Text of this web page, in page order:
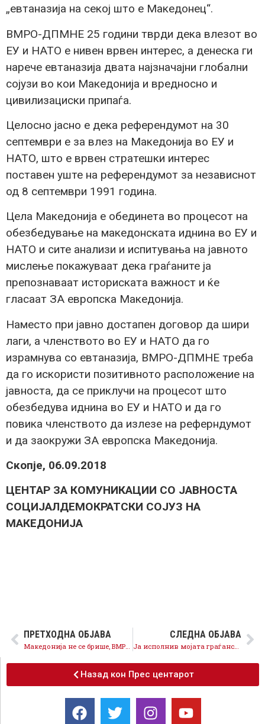
„евтаназија на секој што е Македонец“.
ВМРО-ДПМНЕ 25 години тврди дека влезот во
ЕУ и НАТО е нивен врвен интерес, а денеска ги
нарече евтаназија двата најзначајни глобални
сојузи во кои Македонија и вредносно и
цивилизациски припаѓа.
Целосно јасно е дека референдумот на 30
септември е за влез на Македонија во ЕУ и
НАТО, што е врвен стратешки интерес
поставен уште на референдумот за независнот
од 8 септември 1991 година.
Цела Македонија е обединета во процесот на
обезбедување на македонската иднина во ЕУ и
НАТО и сите анализи и испитувања на јавното
мислење покажуваат дека граѓаните ја
препознаваат историската важност и ќе
гласаат ЗА европска Македонија.
Наместо при јавно достапен договор да шири
лаги, а членството во ЕУ и НАТО да го
израмнува со евтаназија, ВМРО-ДПМНЕ треба
да го искористи позитивното расположение на
јавноста, да се приклучи на процесот што
обезбедува иднина во ЕУ и НАТО и да го
повика членството да излезе на реферндумот
и да заокружи ЗА европска Македонија.
Скопје, 06.09.2018
ЦЕНТАР ЗА КОМУНИКАЦИИ СО ЈАВНОСТА
СОЦИЈАЛДЕМОКРАТСКИ СОЈУЗ НА
МАКЕДОНИЈА
ПРЕТХОДНА ОБЈАВА
Македонија не се брише, ВМРО-ДПМНЕ да се вклучи во процесите ЗА членство во ЕУ и НАТО, со зајакнат и заштитен македонски идентитет
СЛЕДНА ОБЈАВА
Ја исполнив мојата граѓанска должност како сведок за 27ми април, Македонија сега живее ново време
Назад кон Прес центарот